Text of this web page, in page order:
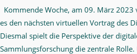
Kommende Woche, am 09. März
es den nächsten virtuellen Vortrag des
Diesmal spielt die Perspektive der
Sammlungsforschung die zentrale